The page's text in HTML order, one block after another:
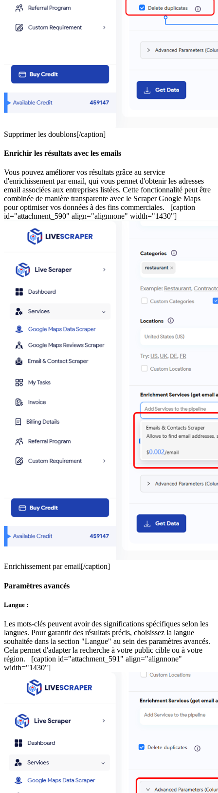
Supprimer les doublons[/caption]
Enrichir les résultats avec les emails
Vous pouvez améliorer vos résultats grâce au service
d'enrichissement par email, qui vous permet d'obtenir les adresses
email associées aux entreprises listées. Cette fonctionnalité peut être
combinée de manière transparente avec le Scraper Google Maps
pour optimiser vos données à des fins commerciales. [caption
id="attachment_590" align="alignnone" width="1430"]
Enrichissement par email[/caption]
Paramètres avancés
Langue :
Les mots-clés peuvent avoir des significations spécifiques selon les
langues. Pour garantir des résultats précis, choisissez la langue
souhaitée dans la section "Langue" au sein des paramètres avancés.
Cela permet d'adapter la recherche à votre public cible ou à votre
région. [caption id="attachment_591" align="alignnone"
width="1430"]